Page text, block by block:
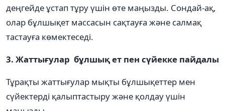
деңгейде ұстап тұру үшін өте маңызды. Сондай-ақ,
олар бұлшықет массасын сақтауға және салмақ
тастауға көмектеседі.
3. Жаттығулар бұлшық ет пен сүйекке пайдалы
Тұрақты жаттығулар мықты бұлшықеттер мен
сүйектерді қалыптастыру және қолдау үшін